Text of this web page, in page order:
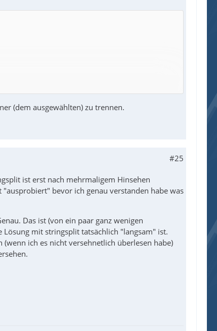
0, -1) - 1)
"\", 0, -1))
(dem ausgewählten) zu trennen.
#25
ist erst nach mehrmaligem Hinsehen
bevor ich genau verstanden habe was
Das ist (von ein paar ganz wenigen
mit stringsplit tatsächlich "langsam" ist.
ich es nicht versehnetlich überlesen habe)